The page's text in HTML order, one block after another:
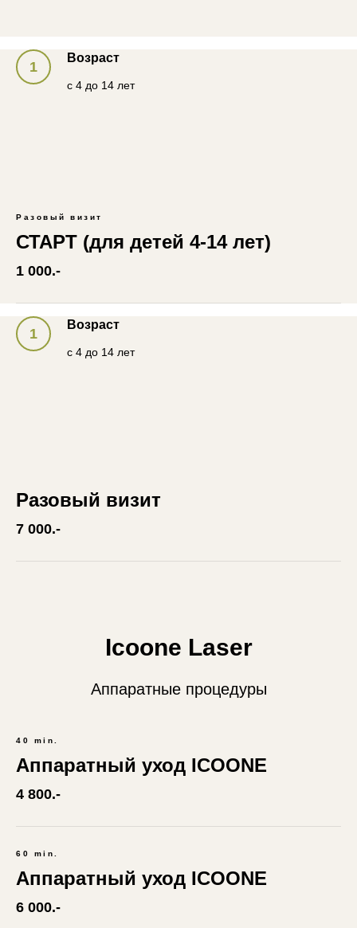
Возраст
с 4 до 14 лет
Разовый визит
СТАРТ (для детей 4-14 лет)
1 000.-
Возраст
с 4 до 14 лет
Разовый визит
7 000.-
Icoone Laser
Аппаратные процедуры
40 min.
Аппаратный уход ICOONE
4 800.-
60 min.
Аппаратный уход ICOONE
6 000.-